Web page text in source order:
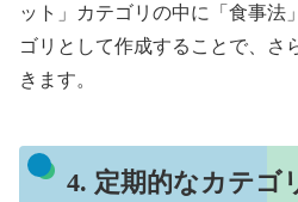
ット」カテゴリの中に「食事法
ゴリとして作成することで、さ
きます。
4. 定期的なカテゴ